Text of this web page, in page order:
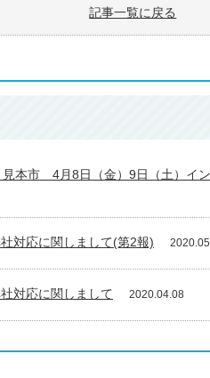
記事一覧に戻る
本市 4月8日（金）9日（土）イ
対応に関しまして(第2報)
対応に関しまして 2020.04.08